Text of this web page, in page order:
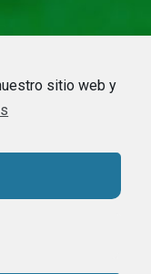
sitio web y